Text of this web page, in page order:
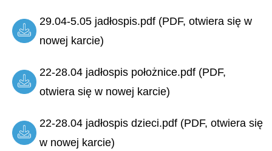
29.04-5.05 jadłospis.pdf (PDF, otwiera się w
nowej karcie)
22-28.04 jadłospis położnice.pdf (PDF,
otwiera się w nowej karcie)
22-28.04 jadłospis dzieci.pdf (PDF, otwiera się
w nowej karcie)